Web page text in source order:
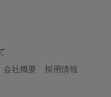
会社概要
採用情報